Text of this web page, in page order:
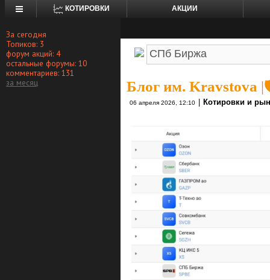
КОТИРОВКИ АКЦИИ
За сегодня
Топиков: 3
форум акций: 4
остальные форумы: 10
комментариев: 131
за месяц
Блог им. Kravstova |
06 апреля 2026, 12:10 Котировки и